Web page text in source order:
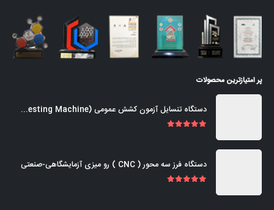
پر امتیازترین محصولات
دستگاه تنسایل آزمون کشش عمومی (Universal Tensile Testing Machine)
دستگاه فرز سه محور ( CNC ) رو میزی آزمایشگاهی-صنعتی